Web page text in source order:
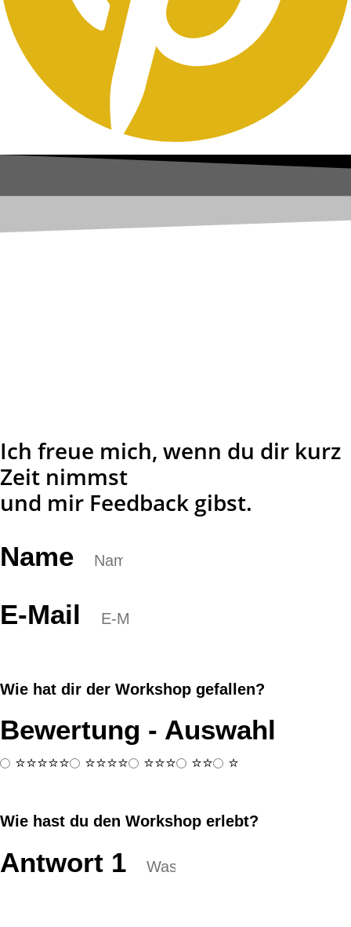
Ich freue mich, wenn du dir kurz
Zeit nimmst
und mir Feedback gibst.
Name
E-Mail
Wie hat dir der Workshop gefallen?
Bewertung - Auswahl
⭐⭐⭐⭐⭐ ⭐⭐⭐⭐ ⭐⭐⭐ ⭐⭐ ⭐
Wie hast du den Workshop erlebt?
Antwort 1